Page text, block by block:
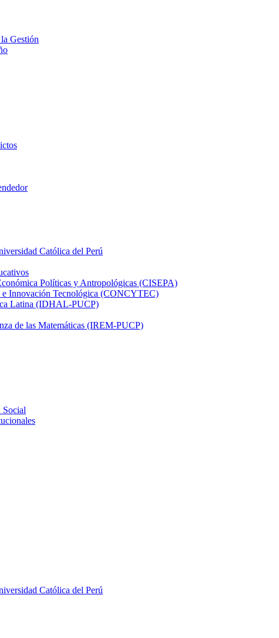
Gestión
Católica del Perú
Políticas y Antropológicas (CISEPA)
Innovación Tecnológica (CONCYTEC)
Latina (IDHAL-PUCP)
de las Matemáticas (IREM-PUCP)
Social
Católica del Perú